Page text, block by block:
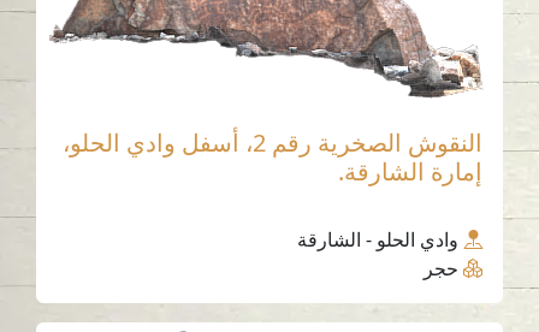
النقوش الصخرية رقم 2، أسفل وادي الحلو،
إمارة الشارقة.
وادي الحلو - الشارقة
حجر